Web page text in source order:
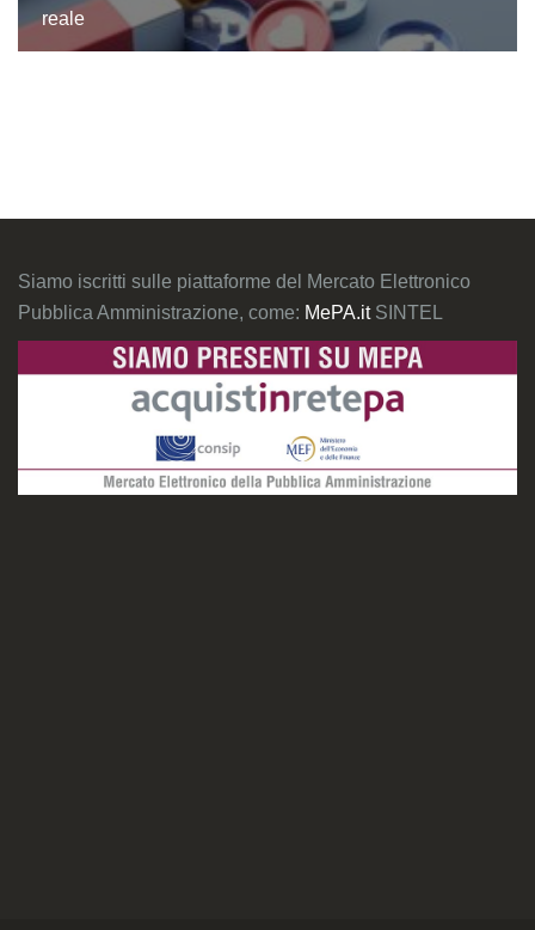
reale
Siamo iscritti sulle piattaforme del Mercato Elettronico
Pubblica Amministrazione, come: MePA.it SINTEL